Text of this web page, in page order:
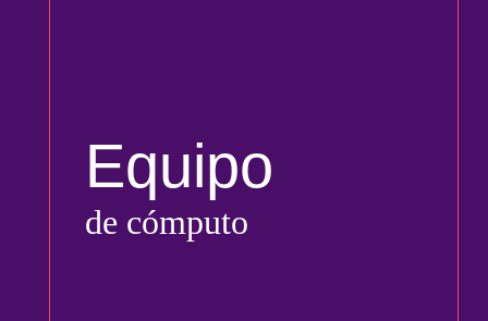
Equipo
de cómputo